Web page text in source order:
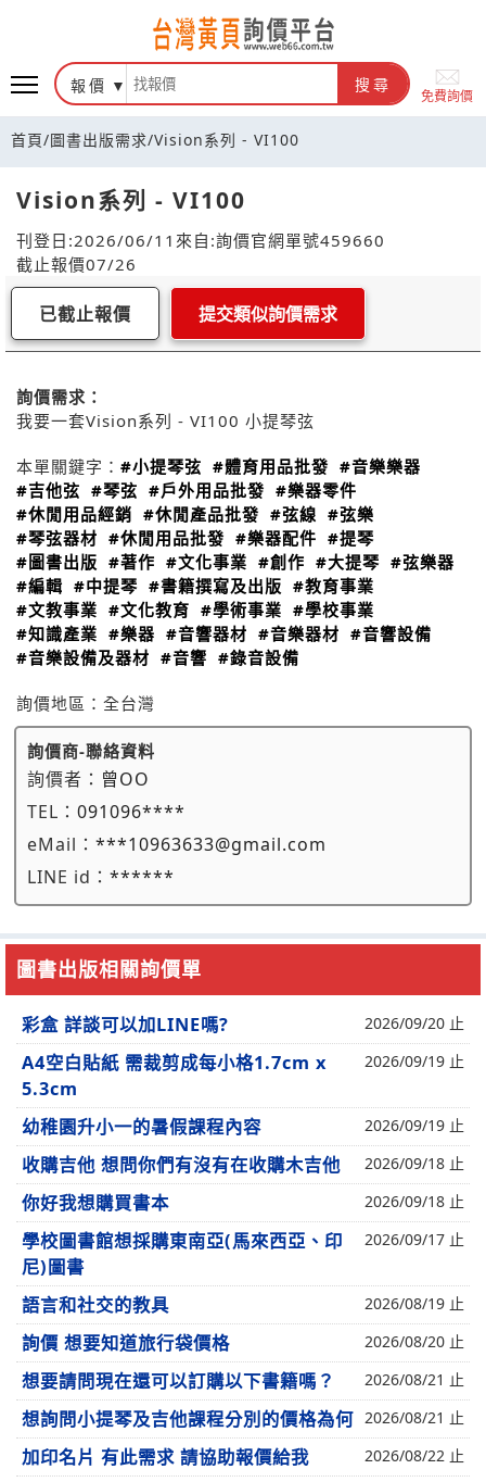
報價 搜尋
免費詢價
首頁/圖書出版需求/Vision系列 - VI100
Vision系列 - VI100
刊登日:2026/06/11 來自:詢價官網單號459660
截止報價07/26
已截止報價 提交類似詢價需求
詢價需求：
我要一套Vision系列 - VI100 小提琴弦
本單關鍵字： #小提琴弦 #體育用品批發 #音樂樂器
#吉他弦 #琴弦 #戶外用品批發 #樂器零件
#休閒用品經銷 #休閒產品批發 #弦線 #弦樂
#琴弦器材 #休閒用品批發 #樂器配件 #提琴
#圖書出版 #著作 #文化事業 #創作 #大提琴 #弦樂器
#編輯 #中提琴 #書籍撰寫及出版 #教育事業
#文教事業 #文化教育 #學術事業 #學校事業
#知識產業 #樂器 #音響器材 #音樂器材 #音響設備
#音樂設備及器材 #音響 #錄音設備
詢價地區： 全台灣
詢價商-聯絡資料
詢價者： 曾OO
TEL： 091096****
eMail： ***10963633@gmail.com
LINE id： ******
圖書出版相關詢價單
彩盒 詳談可以加LINE嗎? 2026/09/20 止
A4空白貼紙 需裁剪成每小格1.7cm x
5.3cm
2026/09/19 止
幼稚園升小一的暑假課程內容 2026/09/19 止
收購吉他 想問你們有沒有在收購木吉他 2026/09/18 止
你好我想購買書本 2026/09/18 止
學校圖書館想採購東南亞(馬來西亞、印
尼)圖書
2026/09/17 止
語言和社交的教具 2026/08/19 止
詢價 想要知道旅行袋價格 2026/08/20 止
想要請問現在還可以訂購以下書籍嗎？ 2026/08/21 止
想詢問小提琴及吉他課程分別的價格為何 2026/08/21 止
加印名片 有此需求 請協助報價給我 2026/08/22 止